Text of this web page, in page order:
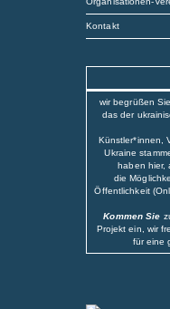
Kontakt
wir begrüßen
das der
Künstler*innen,
Ukraine
haben hier,
die
Öffentlichkeit
Kommen Sie
Projekt ein, wir
für eine